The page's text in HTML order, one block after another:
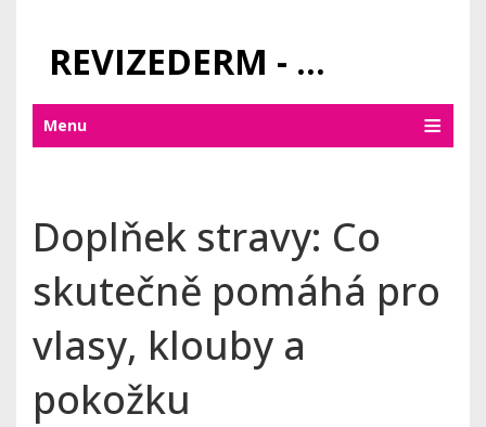
REVIZEDERM - PÉČE O KŮŽI A KOSMETIKA
Menu
Doplňek stravy: Co
skutečně pomáhá pro
vlasy, klouby a
pokožku